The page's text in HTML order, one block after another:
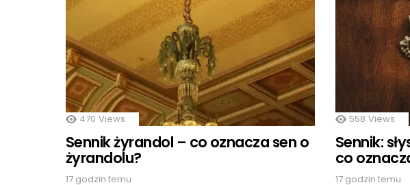
470 Views
Sennik żyrandol – co oznacza sen o
żyrandolu?
17 godzin temu
558 Views
Sennik:
co
17 godzin temu